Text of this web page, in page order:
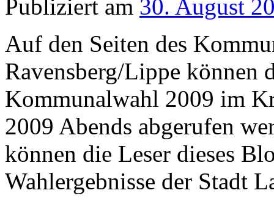
Publiziert am 30. August
Auf den Seiten des
Ravensberg/Lippe können
Kommunalwahl 2009 im
2009 Abends abgerufen
können die Leser dieses
Wahlergebnisse der Stadt